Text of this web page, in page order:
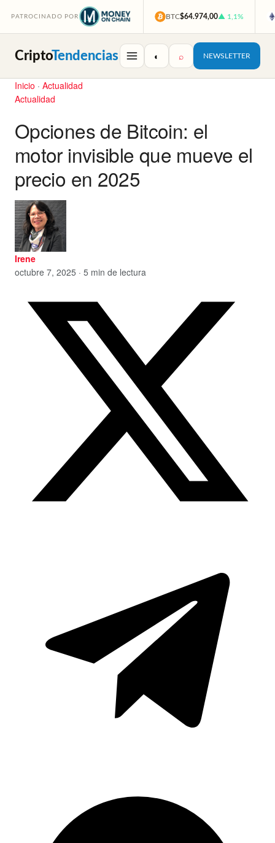
PATROCINADO POR BTC$64.974,00▲ 1,1%
CriptoTendencias ◐ ⌕ NEWSLETTER
Inicio · Actualidad
Actualidad
Opciones de Bitcoin: el
motor invisible que mueve el
precio en 2025
Irene
octubre 7, 2025 · 5 min de lectura